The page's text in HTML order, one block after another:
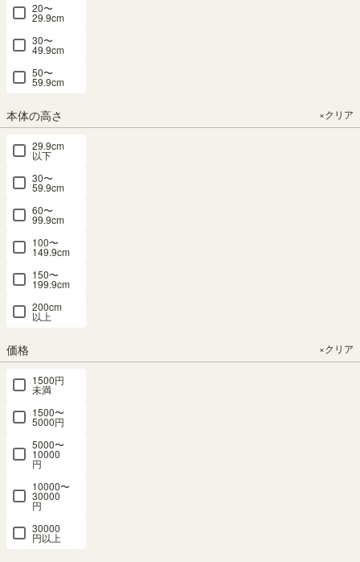
20〜
29.9cm
30〜
49.9cm
50〜
59.9cm
本体の高さ ×クリア
29.9cm
以下
30〜
59.9cm
60〜
99.9cm
100〜
149.9cm
150〜
199.9cm
200cm
以上
価格 ×クリア
1500円
未満
1500〜
5000円
5000〜
10000
円
10000〜
30000
円
30000
円以上
会員サービスに関する当社から会員への通知等は、最新の登録
情報におけるメールアドレス宛てへのメールの送信、当社が運
営するウェブサイト上への掲示、または、その他当社が適当と
判断する方法によって行います。
会員は、当社がメールの送信による通知を行った場合、前項の
メールアドレス宛てに当社がメールを送信し会員が当該メール
を閲覧可能になった時または当社がメールを送信してから24時
間後のいずれか早い時点に当社からの通知が到達したとみなさ
れることに、あらかじめ同意するものとします。
SHIRAI STOREは、会員による会員サービスの利用に関して取得す
る個人情報を、SHIRAI STOREの個人情報保護方針に従い、適切に
取扱います。
7．利用停止、会員資格の取消し等
当社は、会員が次の各号のいずれかに該当すると判断した場合
には、事前に通知することなく当該会員による会員サービスの
利用停止、アカウントの停止、IDおよびパスワードの変更、ま
たは当該会員の会員資格の取り消し等の措置を講じることがで
きるものとします。
これにより会員に何らかの不利益または損害が生じたとして
も、当社は一切の責任を負わないものとします。
・会員に法令や本規約に違反する行為があった場合
・会員に会員サービス利用に関して不正行為があった場合